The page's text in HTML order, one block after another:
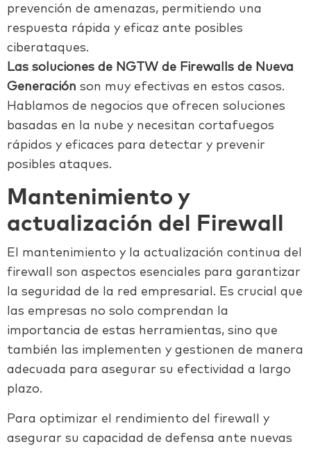
prevención de amenazas, permitiendo una
respuesta rápida y eficaz ante posibles
ciberataques.
Las soluciones de NGTW de Firewalls de Nueva
Generación son muy efectivas en estos casos.
Hablamos de negocios que ofrecen soluciones
basadas en la nube y necesitan cortafuegos
rápidos y eficaces para detectar y prevenir
posibles ataques.
Mantenimiento y
actualización del Firewall
El mantenimiento y la actualización continua del
firewall son aspectos esenciales para garantizar
la seguridad de la red empresarial. Es crucial que
las empresas no solo comprendan la
importancia de estas herramientas, sino que
también las implementen y gestionen de manera
adecuada para asegurar su efectividad a largo
plazo.
Para optimizar el rendimiento del firewall y
asegurar su capacidad de defensa ante nuevas